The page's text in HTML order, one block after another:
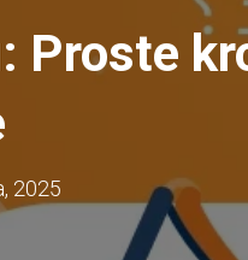
Proste
2025